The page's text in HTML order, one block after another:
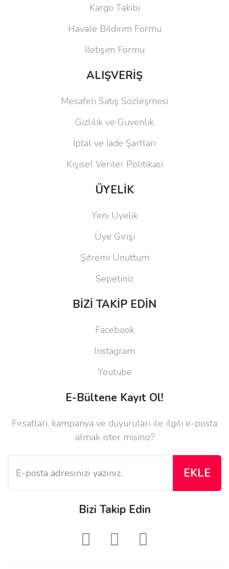
Kargo Takibi
Havale Bildirim Formu
İletişim Formu
ALIŞVERİŞ
Mesafeli Satış Sözleşmesi
Gizlilik ve Güvenlik
İptal ve İade Şartları
Kişisel Veriler Politikası
ÜYELİK
Yeni Üyelik
Üye Girişi
Şifremi Unuttum
Sepetiniz
BİZİ TAKİP EDİN
Facebook
Instagram
Youtube
E-Bültene Kayıt Ol!
Fırsatları, kampanya ve duyuruları ile ilgili e-posta
almak ister misiniz?
EKLE
Bizi Takip Edin